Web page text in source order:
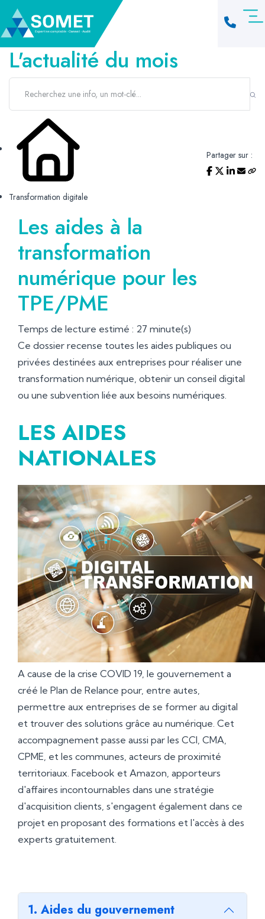
L'actualité du mois
Transformation digitale
Partager sur :
Les aides à la
transformation
numérique pour les
TPE/PME
Temps de lecture estimé : 27 minute(s)
Ce dossier recense toutes les aides publiques ou
privées destinées aux entreprises pour réaliser une
transformation numérique, obtenir un conseil digital
ou une subvention liée aux besoins numériques.
LES AIDES
NATIONALES
A cause de la crise COVID 19, le gouvernement a
créé le Plan de Relance pour, entre autes,
permettre aux entreprises de se former au digital
et trouver des solutions grâce au numérique. Cet
accompagnement passe aussi par les CCI, CMA,
CPME, et les communes, acteurs de proximité
territoriaux. Facebook et Amazon, apporteurs
d'affaires incontournables dans une stratégie
d'acquisition clients, s'engagent également dans ce
projet en proposant des formations et l'accès à des
experts gratuitement.
1. Aides du gouvernement